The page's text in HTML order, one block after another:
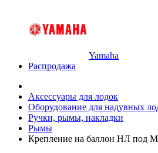
Yamaha
Распродажа
Аксессуары для лодок
Оборудование для надувных
Ручки, рымы, накладки
Рымы
Крепление на баллон НЛ под